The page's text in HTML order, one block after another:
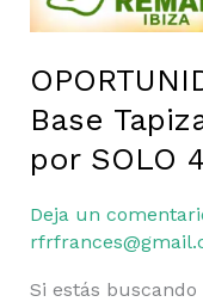
Base
por SOLO
Deja un
Si estás